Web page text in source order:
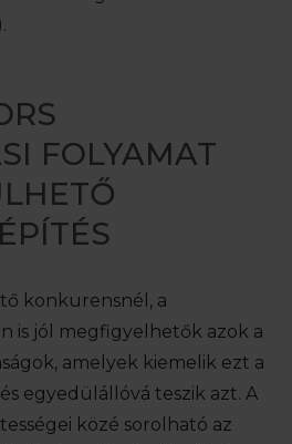
FOLYAMAT
konkurensnél, a
is jól megfigyelhetők azok a
amelyek kiemelik ezt a
egyedülállóvá teszik azt. A
közé sorolható az